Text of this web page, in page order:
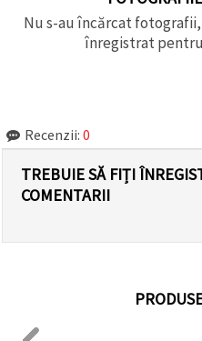
Nu s-au încărcat
înregistrat
Recenzii: 0
TREBUIE SĂ FIȚI
COMENTARII